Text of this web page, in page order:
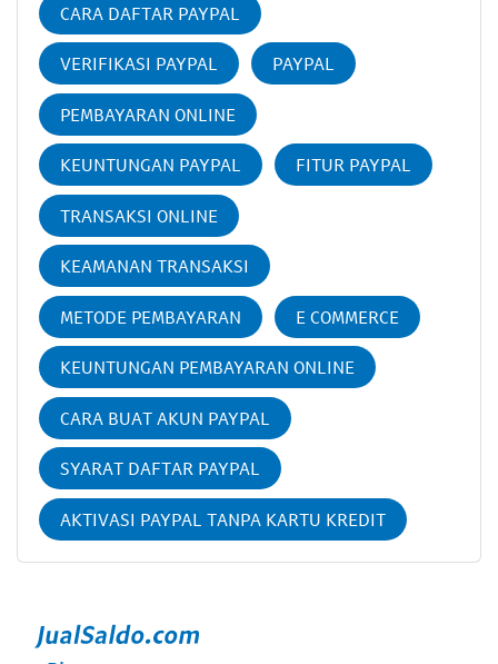
CARA DAFTAR PAYPAL
VERIFIKASI PAYPAL PAYPAL
PEMBAYARAN ONLINE
KEUNTUNGAN PAYPAL FITUR PAYPAL
TRANSAKSI ONLINE
KEAMANAN TRANSAKSI
METODE PEMBAYARAN E COMMERCE
KEUNTUNGAN PEMBAYARAN ONLINE
CARA BUAT AKUN PAYPAL
SYARAT DAFTAR PAYPAL
AKTIVASI PAYPAL TANPA KARTU KREDIT